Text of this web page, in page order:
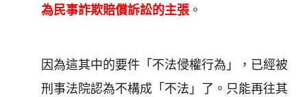
為民事詐欺賠償訴訟的主張 。
因為這其中的要件「不法侵權行為」，已經被
刑事法院認為不構成「不法」了。只能再往其